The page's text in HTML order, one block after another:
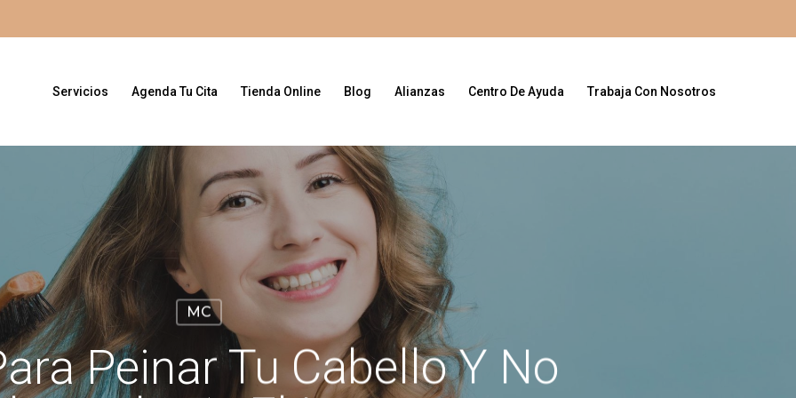
Servicios Agenda Tu Cita Tienda Online Blog Alianzas Centro De Ayuda Trabaja Con Nosotros
MC
Peinar Tu Cabello Y No